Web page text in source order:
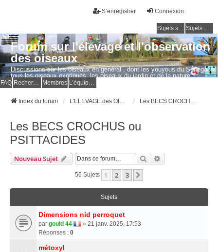
Connexion
S’enregistrer
Sujets sans réponse Sujets actifs
Forum sur l'élevage et l'observation
des oiseaux
Discussions sur les oiseaux en général , dont les youyous du Sénégal et
tous les oiseaux exotiques, les oiseaux du jardin et de la nature.
Questions, photos, expériences.
FAQ Membres
Index du forum
Les BECS CROCHUS ou
PSITTACIDES
Nouveau Sujet Rechercher
56 Sujets 1 2 3
Sujets
Dimensions nid perroquet
par gould 44
» 21 janv. 2025, 17:53
Réponses : 0
métoxyl